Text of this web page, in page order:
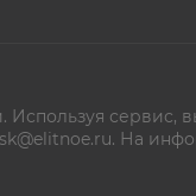
сервис,
На